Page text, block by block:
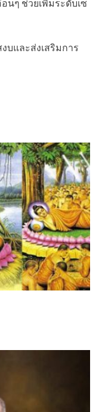
นๆ ช่วยเพิ่มระดับเซ
บและส่งเสริมการ